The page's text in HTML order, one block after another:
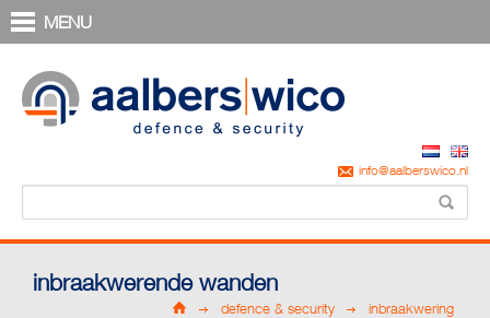
MENU
info@aalberswico.nl
inbraakwerende wanden
defence & security
inbraakwering